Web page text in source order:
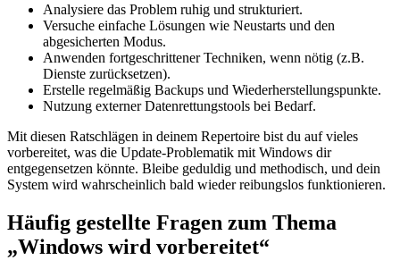
Analysiere das Problem ruhig und strukturiert.
Versuche einfache Lösungen wie Neustarts und den
abgesicherten Modus.
Anwenden fortgeschrittener Techniken, wenn nötig (z.B.
Dienste zurücksetzen).
Erstelle regelmäßig Backups und Wiederherstellungspunkte.
Nutzung externer Datenrettungstools bei Bedarf.
Mit diesen Ratschlägen in deinem Repertoire bist du auf vieles
vorbereitet, was die Update-Problematik mit Windows dir
entgegensetzen könnte. Bleibe geduldig und methodisch, und dein
System wird wahrscheinlich bald wieder reibungslos funktionieren.
Häufig gestellte Fragen zum Thema
„Windows wird vorbereitet“